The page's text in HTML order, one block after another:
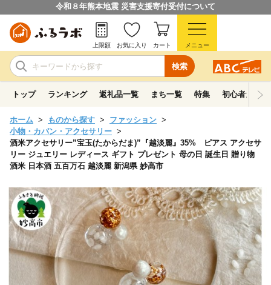
令和８年熊本地震 災害支援寄付受付について
検索
上限額 お気に入り カート メニュー
トップ ランキング 返礼品一覧 まち一覧 特集 初心者ガイド
ホーム ものから探す
ファッション
小物・カバン・アクセサリー
酒米アクセサリー”宝玉(たからだま)”『越淡麗』35% ピアス アクセサ
リー ジュエリー レディース ギフト プレゼント 母の日 誕生日 贈り物
酒米 日本酒 五百万石 越淡麗 新潟県 妙高市